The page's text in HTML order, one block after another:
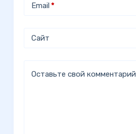
Email*
Сайт
Оставьте свой комментарий